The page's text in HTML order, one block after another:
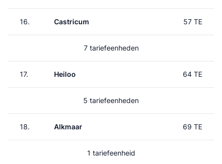
16. Castricum 57 TE
7 tariefeenheden
17. Heiloo 64 TE
5 tariefeenheden
18. Alkmaar 69 TE
1 tariefeenheid